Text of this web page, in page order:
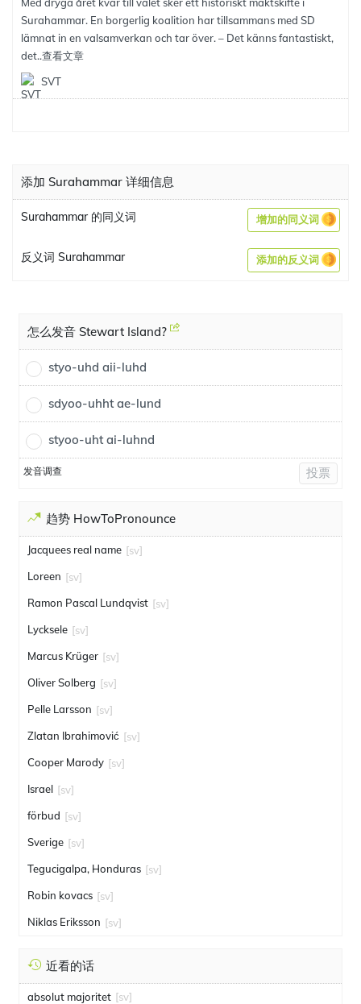
Surahammar. En borgerlig koalition har tillsammans med SD
lämnat in en valsamverkan och tar över. – Det känns fantastiskt,
det..查看文章
SVT
添加 Surahammar 详细信息
Surahammar 的同义词 增加的同义词
反义词 Surahammar 添加的反义词
怎么发音 Stewart Island?
styo-uhd aii-luhd
sdyoo-uhht ae-lund
styoo-uht ai-luhnd
发音调查 投票
趋势 HowToPronounce
Jacquees real name [sv]
Loreen [sv]
Ramon Pascal Lundqvist [sv]
Lycksele [sv]
Marcus Krüger [sv]
Oliver Solberg [sv]
Pelle Larsson [sv]
Zlatan Ibrahimović [sv]
Cooper Marody [sv]
Israel [sv]
förbud [sv]
Sverige [sv]
Tegucigalpa, Honduras [sv]
Robin kovacs [sv]
Niklas Eriksson [sv]
近看的话
absolut majoritet [sv]